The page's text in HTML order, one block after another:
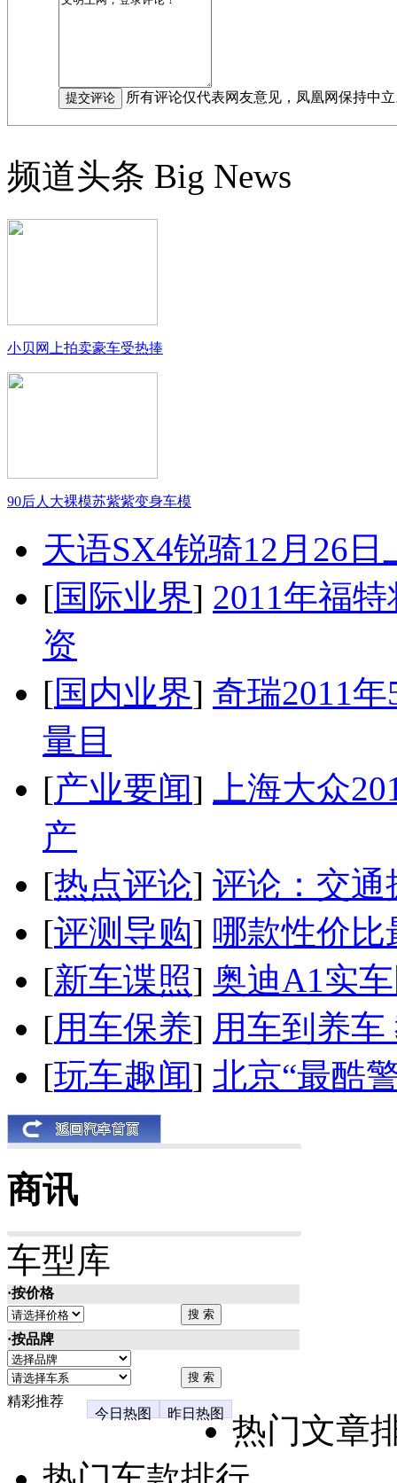
所有评论仅代表网友意见，凤凰网保持中
频道头条 Big News
小贝网上拍卖豪车受热捧
90后人大裸模苏紫紫变身车模
天语SX4锐骑12月26
[国际业界] 2011年福
资
[国内业界] 奇瑞2011
量目
[产业要闻]
上海大众
产
[热点评论] 评论：交通
[评测导购] 哪款性价比
[新车谍照] 奥迪A1实
[用车保养] 用车到养
[玩车趣闻] 北京“最酷
商讯
车型库
·按价格
·按品牌
精彩推荐
今日热图
昨日热图
热门文章